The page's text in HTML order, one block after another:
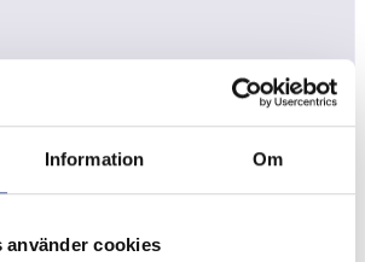
Information Om
använder cookies